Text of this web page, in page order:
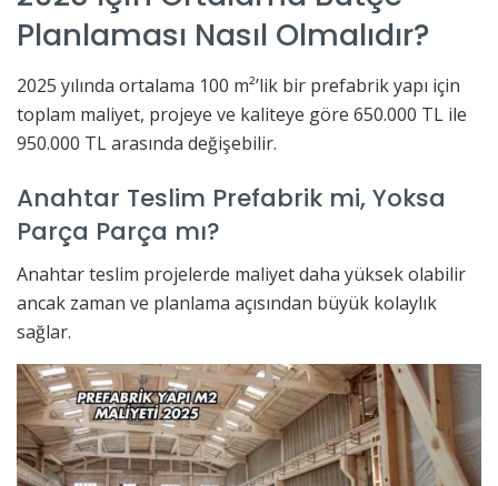
Planlaması Nasıl Olmalıdır?
2025 yılında ortalama 100 m²’lik bir prefabrik yapı için
toplam maliyet, projeye ve kaliteye göre 650.000 TL ile
950.000 TL arasında değişebilir.
Anahtar Teslim Prefabrik mi, Yoksa
Parça Parça mı?
Anahtar teslim projelerde maliyet daha yüksek olabilir
ancak zaman ve planlama açısından büyük kolaylık
sağlar.